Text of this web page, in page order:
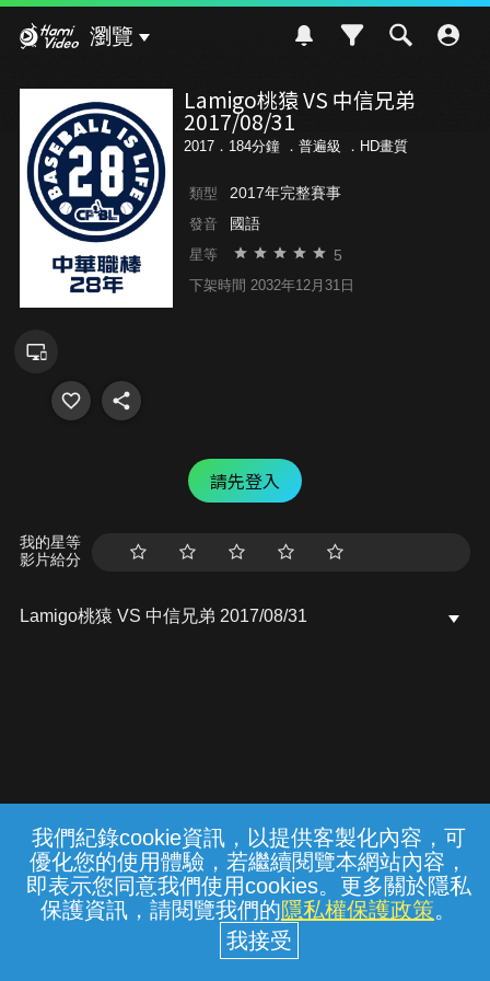
我們紀錄cookie資訊，以提供客製化內容，可
優化您的使用體驗，若繼續閱覽本網站內容，
即表示您同意我們使用cookies。更多關於隱私
保護資訊，請閱覽我們的隱私權保護政策。
瀏覽
Lamigo桃猿 VS 中信兄弟
2017/08/31
2017．184分鐘 ． 普遍級 ．HD畫質
類型 2017年完整賽事
發音 國語
星等 5
下架時間 2032年12月31日
請先登入
我的星等
影片給分
Lamigo桃猿 VS 中信兄弟 2017/08/31
常見問題 線上客服 服務條款 隱私權保護
中華電信股份有限公司個人家庭分公司
(統一編號：96979949) © 2026
{{notifyMsg}}